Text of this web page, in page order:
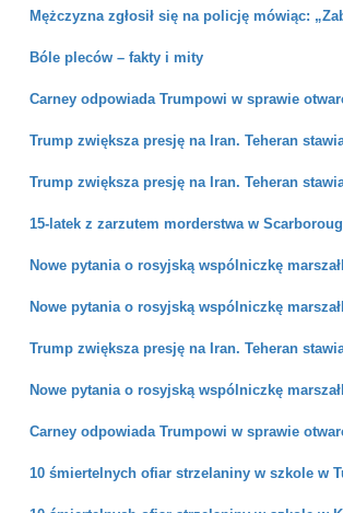
Mężczyzna zgłosił się na policję mówiąc:
Bóle pleców – fakty i mity
Carney odpowiada Trumpowi w sprawie
Trump zwiększa presję na Iran. Teheran
Trump zwiększa presję na Iran. Teheran
15-latek z zarzutem morderstwa w
Nowe pytania o rosyjską wspólniczkę
Nowe pytania o rosyjską wspólniczkę
Trump zwiększa presję na Iran. Teheran
Nowe pytania o rosyjską wspólniczkę
Carney odpowiada Trumpowi w sprawie
10 śmiertelnych ofiar strzelaniny w szkole w